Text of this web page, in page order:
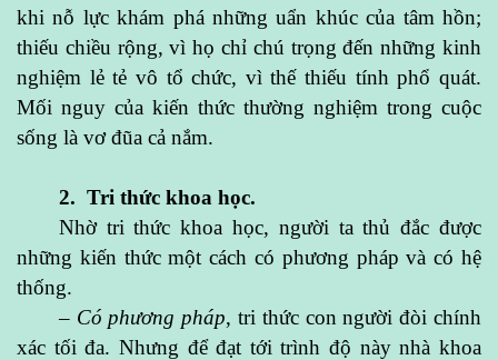
khi nỗ lực khám phá những uẩn khúc của tâm hồn;
thiếu chiều rộng, vì họ chỉ chú trọng đến những kinh
nghiệm lẻ tẻ vô tổ chức, vì thế thiếu tính phổ quát.
Mối nguy của kiến thức thường nghiệm trong cuộc
sống là vơ đũa cả nắm.
2. Tri thức khoa học.
Nhờ tri thức khoa học, người ta thủ đắc được
những kiến thức một cách có phương pháp và có hệ
thống.
– Có phương pháp, tri thức con người đòi chính
xác tối đa. Nhưng để đạt tới trình độ này nhà khoa